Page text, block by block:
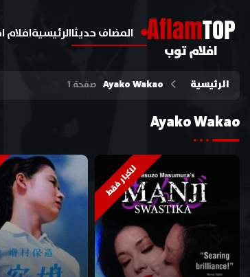
AflamTOP
افلام توب
المضاف حديثاالرئيسيةافلام
الرئيسية Ayako Wakao صفحة 1
Ayako Wakao
للكبار فقط